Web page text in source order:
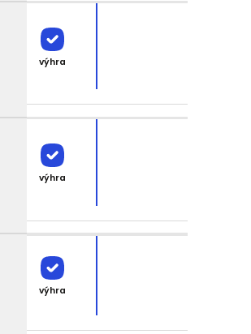
výhra
výhra
výhra